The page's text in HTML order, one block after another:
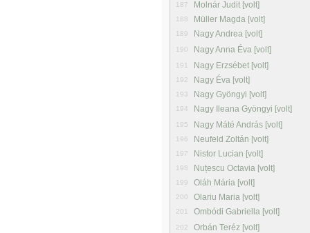
187 Molnár Judit [volt]
188 Müller Magda [volt]
189 Nagy Andrea [volt]
190 Nagy Anna Éva [volt]
191 Nagy Erzsébet [volt]
192 Nagy Éva [volt]
193 Nagy Gyöngyi [volt]
194 Nagy Ileana Gyöngyi [volt]
195 Nagy Máté András [volt]
196 Neufeld Zoltán [volt]
197 Nistor Lucian [volt]
198 Nuțescu Octavia [volt]
199 Oláh Mária [volt]
200 Olariu Maria [volt]
201 Ombódi Gabriella [volt]
202 Orbán Teréz [volt]